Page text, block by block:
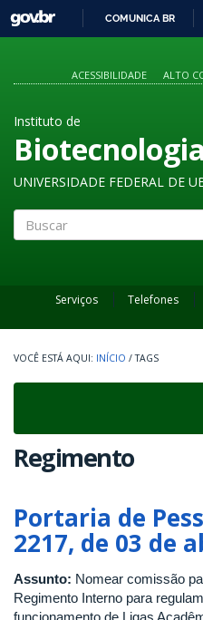
GOVBR
COMUNICA BR
ACESSIBILIDADE
ALTO
Instituto de
Biotecnologia
UNIVERSIDADE FEDERAL DE
Serviços Telefones
INÍCIO / TAGS
Regimento
Portaria de
2217, de 03 de
Assunto: Nomear comissão
Regimento Interno para
funcionamento de Ligas